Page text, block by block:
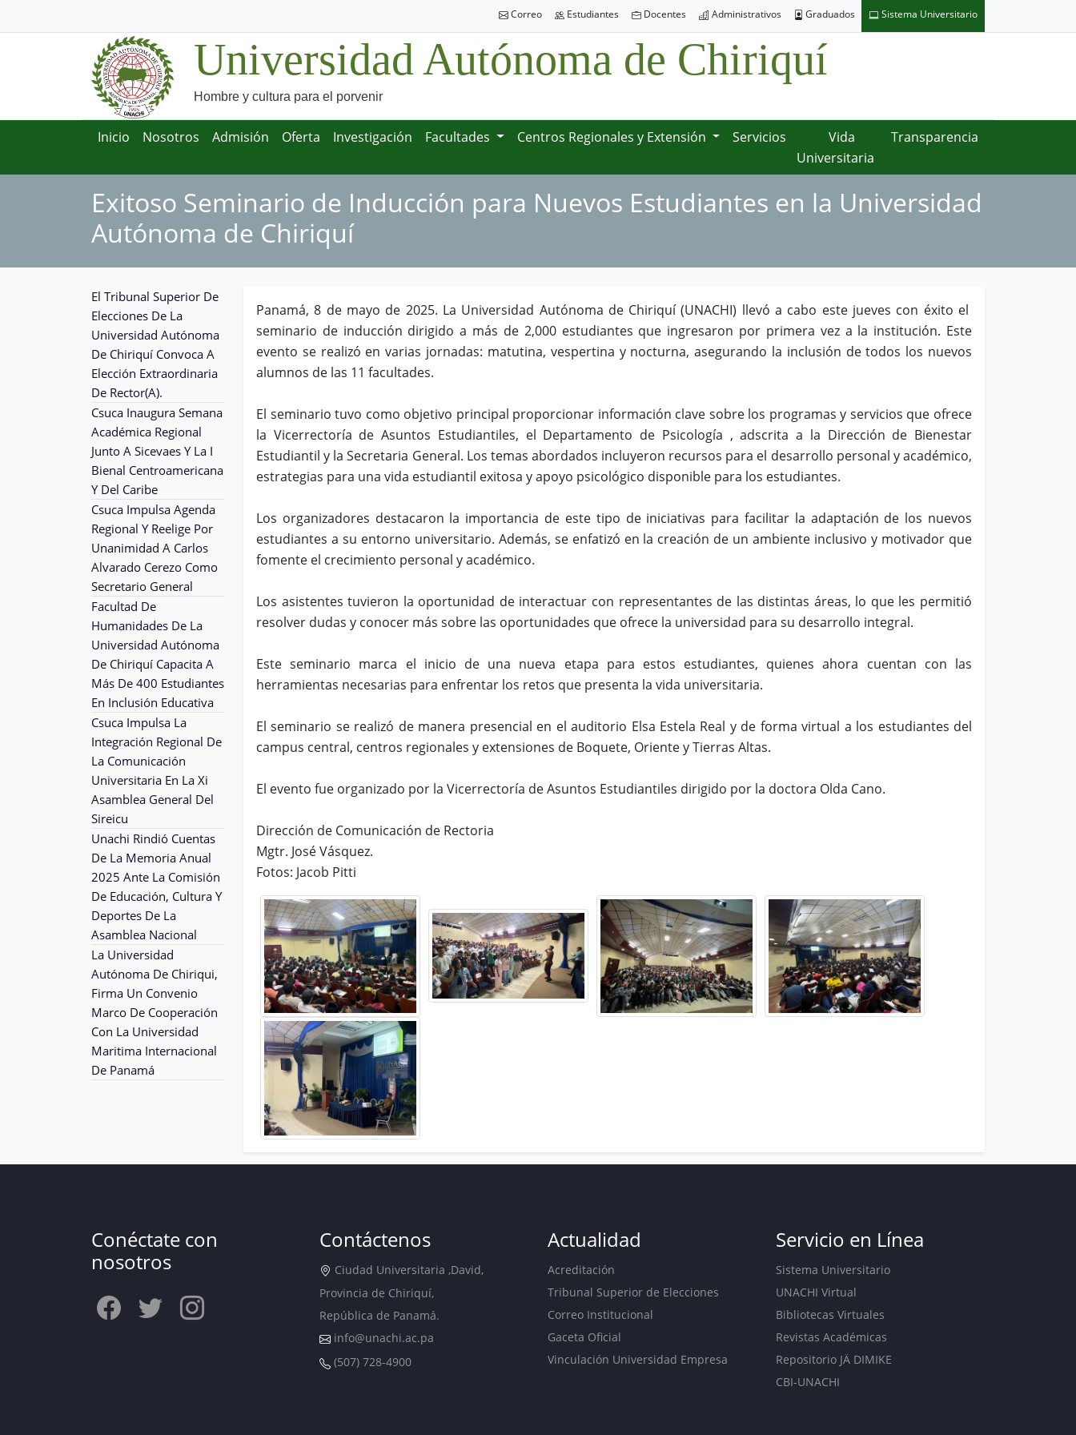
Correo Estudiantes Docentes Administrativos Graduados Sistema Universitario
Universidad Autónoma de Chiriquí
Hombre y cultura para el porvenir
Inicio Nosotros Admisión Oferta Investigación Facultades Centros Regionales y Extensión Servicios
Vida
Universitaria
Transparencia
Exitoso Seminario de Inducción para Nuevos Estudiantes en la Universidad
Autónoma de Chiriquí
El Tribunal Superior De
Elecciones De La
Universidad Autónoma
De Chiriquí Convoca A
Elección Extraordinaria
De Rector(A).
Csuca Inaugura Semana
Académica Regional
Junto A Sicevaes Y La I
Bienal Centroamericana
Y Del Caribe
Csuca Impulsa Agenda
Regional Y Reelige Por
Unanimidad A Carlos
Alvarado Cerezo Como
Secretario General
Facultad De
Humanidades De La
Universidad Autónoma
De Chiriquí Capacita A
Más De 400 Estudiantes
En Inclusión Educativa
Csuca Impulsa La
Integración Regional De
La Comunicación
Universitaria En La Xi
Asamblea General Del
Sireicu
Unachi Rindió Cuentas
De La Memoria Anual
2025 Ante La Comisión
De Educación, Cultura Y
Deportes De La
Asamblea Nacional
La Universidad
Autónoma De Chiriqui,
Firma Un Convenio
Marco De Cooperación
Con La Universidad
Maritima Internacional
De Panamá
Panamá, 8 de mayo de 2025. La Universidad Autónoma de Chiriquí (UNACHI) llevó a cabo este jueves con éxito el
seminario de inducción dirigido a más de 2,000 estudiantes que ingresaron por primera vez a la institución. Este
evento se realizó en varias jornadas: matutina, vespertina y nocturna, asegurando la inclusión de todos los nuevos
alumnos de las 11 facultades.
El seminario tuvo como objetivo principal proporcionar información clave sobre los programas y servicios que ofrece
la Vicerrectoría de Asuntos Estudiantiles, el Departamento de Psicología , adscrita a la Dirección de Bienestar
Estudiantil y la Secretaria General. Los temas abordados incluyeron recursos para el desarrollo personal y académico,
estrategias para una vida estudiantil exitosa y apoyo psicológico disponible para los estudiantes.
Los organizadores destacaron la importancia de este tipo de iniciativas para facilitar la adaptación de los nuevos
estudiantes a su entorno universitario. Además, se enfatizó en la creación de un ambiente inclusivo y motivador que
fomente el crecimiento personal y académico.
Los asistentes tuvieron la oportunidad de interactuar con representantes de las distintas áreas, lo que les permitió
resolver dudas y conocer más sobre las oportunidades que ofrece la universidad para su desarrollo integral.
Este seminario marca el inicio de una nueva etapa para estos estudiantes, quienes ahora cuentan con las
herramientas necesarias para enfrentar los retos que presenta la vida universitaria.
El seminario se realizó de manera presencial en el auditorio Elsa Estela Real y de forma virtual a los estudiantes del
campus central, centros regionales y extensiones de Boquete, Oriente y Tierras Altas.
El evento fue organizado por la Vicerrectoría de Asuntos Estudiantiles dirigido por la doctora Olda Cano.
Dirección de Comunicación de Rectoria
Mgtr. José Vásquez.
Fotos: Jacob Pitti
Conéctate con
nosotros
Contáctenos
Ciudad Universitaria ,David,
Provincia de Chiriquí,
República de Panamá.
info@unachi.ac.pa
(507) 728-4900
Actualidad
Acreditación
Tribunal Superior de Elecciones
Correo Institucional
Gaceta Oficial
Vinculación Universidad Empresa
Servicio en Línea
Sistema Universitario
UNACHI Virtual
Bibliotecas Virtuales
Revistas Académicas
Repositorio JÄ DIMIKE
CBI-UNACHI